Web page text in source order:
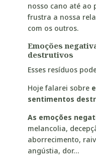
nosso cano até ao
frustra a nossa
com os outros.
Emoções
destrutivos
Esses resíduos
Hoje falarei sobre
sentimentos
As emoções
melancolia,
aborrecimento,
angústia, dor…